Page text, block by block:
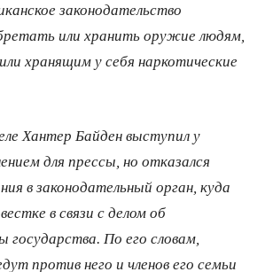
законодательство
или хранить оружие людям,
хранящим у себя наркотические
Хантер Байден выступил у
для прессы, но отказался
в законодательный орган, куда
в связи с делом об
государства. По его словам,
против него и членов его семьи